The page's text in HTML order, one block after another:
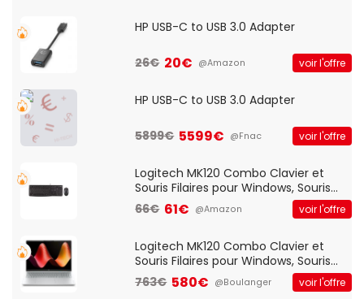
HP USB-C to USB 3.0 Adapter
26€ 20€ @Amazon voir l'offre
HP USB-C to USB 3.0 Adapter
5899€ 5599€ @Fnac voir l'offre
Logitech MK120 Combo Clavier et
Souris Filaires pour Windows, Souris
Optique Filaire, Connexion USB Plug
And Play, Confortable, Taille
QWERTY UK - Noir
66€ 61€ @Amazon voir l'offre
Logitech MK120 Combo Clavier et
Souris Filaires pour Windows, Souris
Optique Filaire, Connexion USB Plug
And Play, Confortable, Taille
763€ 580€ @Boulanger voir l'offre